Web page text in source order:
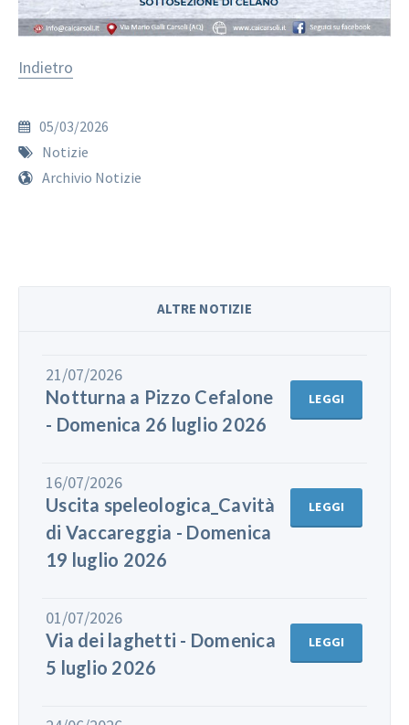
Indietro
05/03/2026
Notizie
Archivio Notizie
ALTRE NOTIZIE
21/07/2026
Notturna a Pizzo Cefalone
- Domenica 26 luglio 2026
LEGGI
16/07/2026
Uscita speleologica_Cavità
di Vaccareggia - Domenica
19 luglio 2026
LEGGI
01/07/2026
Via dei laghetti - Domenica
5 luglio 2026
LEGGI